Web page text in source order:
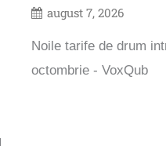
august 7, 2026
Noile tarife de drum
octombrie - VoxQub